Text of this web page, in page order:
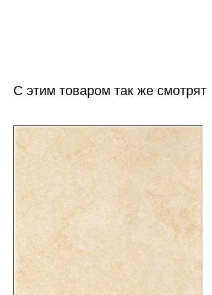
С этим товаром так же смотрят